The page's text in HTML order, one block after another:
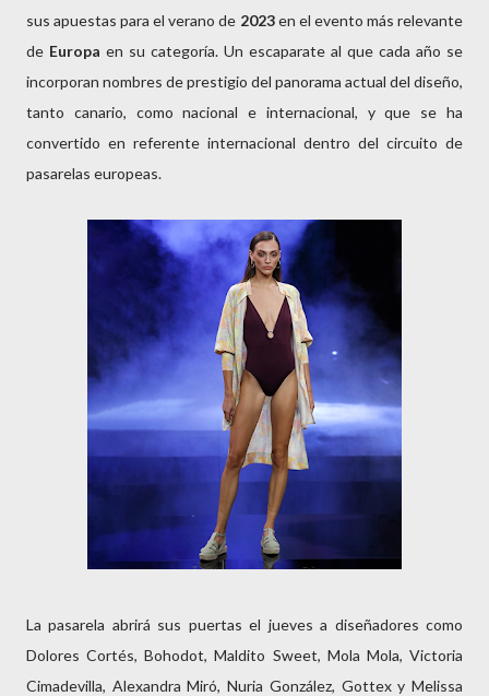
sus apuestas para el verano de 2023en el evento más relevante
de Europa en su categoría. Un escaparate al que cada año se
incorporan nombres de prestigio del panorama actual del diseño,
tanto canario, como nacional e internacional, y que se ha
convertido en referente internacional dentro del circuito de
pasarelas europeas.
La pasarela abrirá sus puertas el jueves a diseñadores como
Dolores Cortés, Bohodot, Maldito Sweet, Mola Mola, Victoria
Cimadevilla, Alexandra Miró, Nuria González, Gottex y Melissa